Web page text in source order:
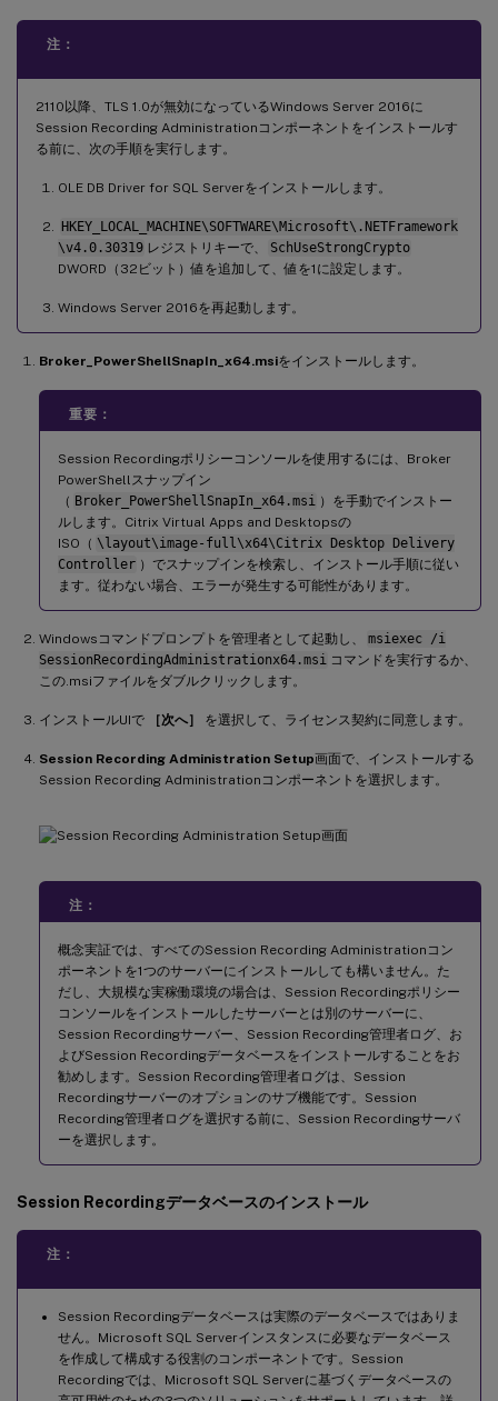
注：
2110以降、TLS 1.0が無効になっているWindows Server 2016に
Session Recording Administrationコンポーネントをインストールす
る前に、次の手順を実行します。
OLE DB Driver for SQL Serverをインストールします。
HKEY_LOCAL_MACHINE\SOFTWARE\Microsoft\.NETFramework
\v4.0.30319 レジストリキーで、
SchUseStrongCrypto
DWORD（32ビット）値を追加して、値を1に設定します。
Windows Server 2016を再起動します。
Broker_PowerShellSnapIn_x64.msiをインストールします。
重要：
Session Recordingポリシーコンソールを使用するには、Broker
PowerShellスナップイン
（ Broker_PowerShellSnapIn_x64.msi ）を手動でインストー
ルします。Citrix Virtual Apps and Desktopsの
ISO（ \layout\image-full\x64\Citrix Desktop Delivery
Controller ）でスナップインを検索し、インストール手順に従い
ます。従わない場合、エラーが発生する可能性があります。
Windowsコマンドプロンプトを管理者として起動し、
msiexec /i
SessionRecordingAdministrationx64.msi コマンドを実行するか、
この.msiファイルをダブルクリックします。
インストールUIで ［次へ］ を選択して、ライセンス契約に同意します。
Session Recording Administration Setup画面で、インストールする
Session Recording Administrationコンポーネントを選択します。
注：
概念実証では、すべてのSession Recording Administrationコン
ポーネントを1つのサーバーにインストールしても構いません。た
だし、大規模な実稼働環境の場合は、Session Recordingポリシー
コンソールをインストールしたサーバーとは別のサーバーに、
Session Recordingサーバー、Session Recording管理者ログ、お
よびSession Recordingデータベースをインストールすることをお
勧めします。Session Recording管理者ログは、Session
Recordingサーバーのオプションのサブ機能です。Session
Recording管理者ログを選択する前に、Session Recordingサーバ
ーを選択します。
Session Recordingデータベースのインストール
注：
Session Recordingデータベースは実際のデータベースではありま
せん。Microsoft SQL Serverインスタンスに必要なデータベース
を作成して構成する役割のコンポーネントです。Session
Recordingでは、Microsoft SQL Serverに基づくデータベースの